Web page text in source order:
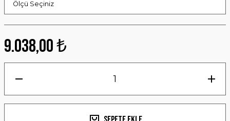
9.038,00 ₺